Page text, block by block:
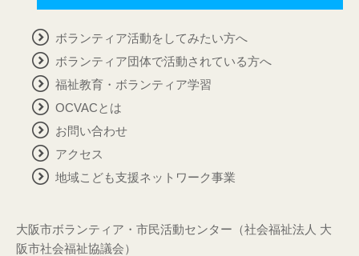
大阪市ボランティア・市民活動センター（社会福祉法人 大
阪市社会福祉協議会）
ボランティア活動をしてみたい方へ
ボランティア団体で活動されている方へ
福祉教育・ボランティア学習
OCVACとは
お問い合わせ
アクセス
地域こども支援ネットワーク事業